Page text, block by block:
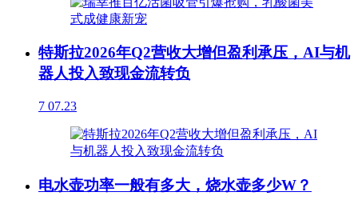
特斯拉2026年Q2营收大增但盈利承压，AI与机
器人投入致现金流转负
7 07.23
电水壶功率一般有多大，烧水壶多少W？